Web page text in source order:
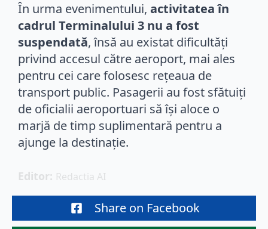
În urma evenimentului, activitatea în
cadrul Terminalului 3 nu a fost
suspendată, însă au existat dificultăți
privind accesul către aeroport, mai ales
pentru cei care folosesc rețeaua de
transport public. Pasagerii au fost sfătuiți
de oficialii aeroportuari să își aloce o
marjă de timp suplimentară pentru a
ajunge la destinație.
Editor: Redactia AI
Share on Facebook